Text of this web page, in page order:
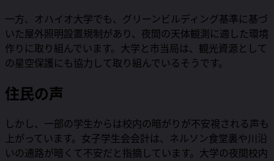
一方、オハイオ大学でも、グリーンビルディング基準に基づ
いた屋外照明設置規制があり、夜間の天体観測に適した環境
作りに取り組んでいます。大学と市当局は、観光資源として
の星空保護にも協力して取り組んでいるそうです。
住民の声
しかし、一部の学生からは校内の暗がりが不安視される声も
上がっています。女子学生会会計は、ネルソン食堂裏や川沿
いの通路が暗くて不安だと指摘しています。大学の夜間校内